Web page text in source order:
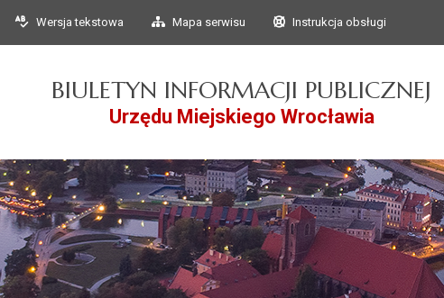
Przejdź do głównego
Przejdź do treści
Wersja tekstowa Mapa serwisu Instrukcja obsługi
BIULETYN INFORMACJI PUBLICZNEJ
Urzędu Miejskiego Wrocławia